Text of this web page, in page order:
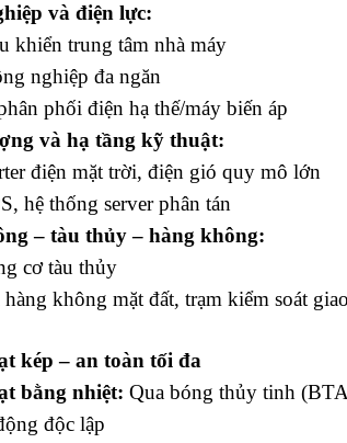
và điện lực:
khiển trung tâm nhà máy
nghiệp đa ngăn
phối điện hạ thế/máy biến áp
và hạ tầng kỹ thuật:
điện mặt trời, điện gió quy mô lớn
hệ thống server phân tán
– tàu thủy – hàng không:
cơ tàu thủy
không mặt đất, trạm kiểm soát
kép – an toàn tối đa
bằng nhiệt: Qua bóng thủy tinh
độc lập